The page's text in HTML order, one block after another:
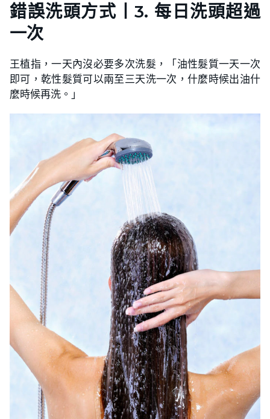
錯誤洗頭方式 丨3. 每日洗頭超過
一次
王植指，一天內沒必要多次洗髮，「油性髮質一天一次
即可，乾性髮質可以兩至三天洗一次，什麼時候出油什
麼時候再洗。」